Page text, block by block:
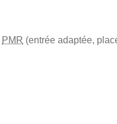
PMR (entrée adaptée,